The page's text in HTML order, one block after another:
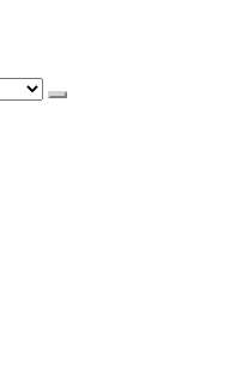
Requena 2459